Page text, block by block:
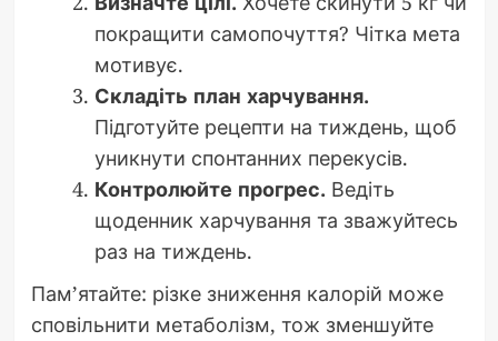
покращити самопочуття? Чітка мета
мотивує.
Складіть план харчування.
Підготуйте рецепти на тиждень, щоб
уникнути спонтанних перекусів.
Контролюйте прогрес. Ведіть
щоденник харчування та зважуйтесь
раз на тиждень.
Пам’ятайте: різке зниження калорій може
сповільнити метаболізм, тож зменшуйте